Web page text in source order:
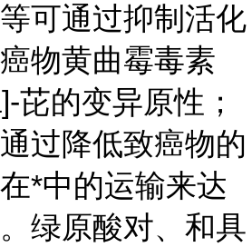
可通过抑制活化
物黄曲霉毒素
芘的变异原性；
过降低致癌物的
*中的运输来达
绿原酸对、和具